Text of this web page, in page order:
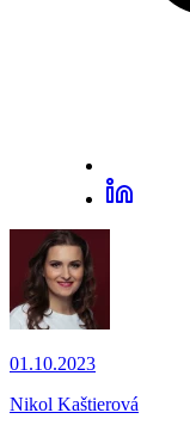
01.10.2023
Nikol Kaštierová